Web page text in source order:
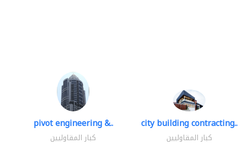
pivot engineering &..
كبار المقاوليين
city building contracting..
كبار المقاوليين